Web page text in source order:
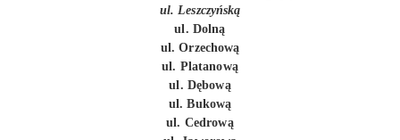
ul. Leszczyńską
ul. Dolną
ul. Orzechową
ul. Platanową
ul. Dębową
ul. Bukową
ul. Cedrową